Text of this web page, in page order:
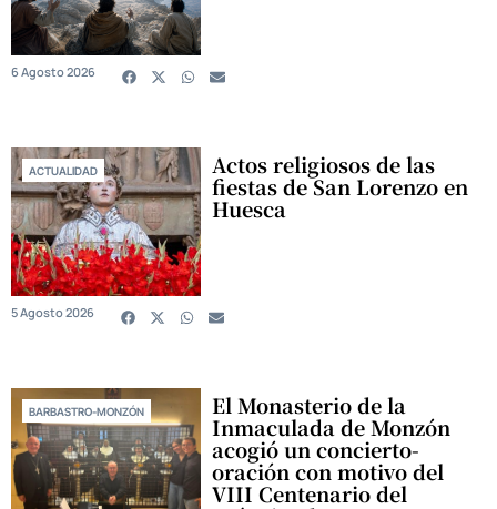
6 Agosto 2026
ACTUALIDAD Actos religiosos de las
fiestas de San Lorenzo en
Huesca
5 Agosto 2026
BARBASTRO-MONZÓN El Monasterio de la
Inmaculada de Monzón
acogió un concierto-
oración con motivo del
VIII Centenario del